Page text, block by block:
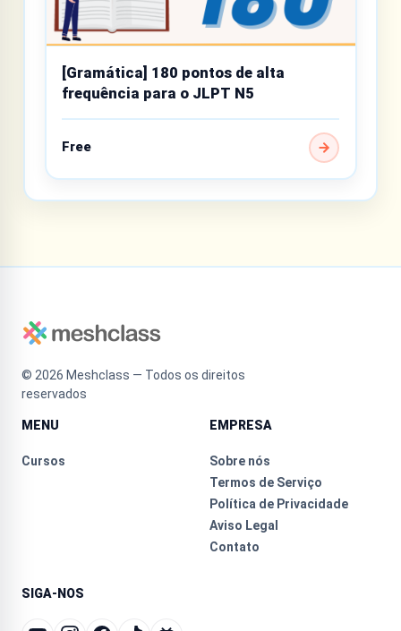
[Gramática] 180 pontos de alta
frequência para o JLPT N5
Free
© 2026 Meshclass — Todos os direitos
reservados
MENU
Cursos
EMPRESA
Sobre nós
Termos de Serviço
Política de Privacidade
Aviso Legal
Contato
SIGA-NOS